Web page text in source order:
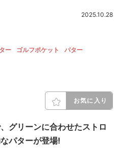
2025.10.28
ー ゴルフポケット
パター
お気に入り
グリーンに合わせたストロ
パターが登場!